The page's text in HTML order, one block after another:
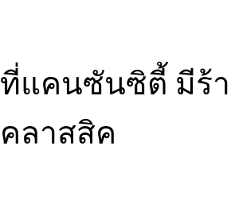
ที่แคนซันซิตี้ มีร้า
คลาสสิค